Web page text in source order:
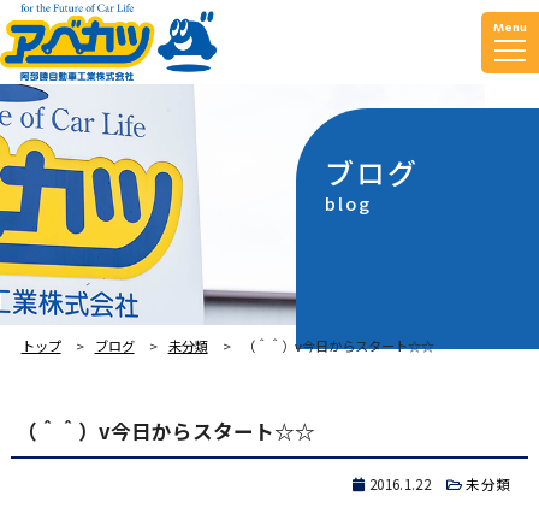
Menu
ブログ
blog
トップ ブログ 未分類 （＾＾）v今日からスタート☆☆
（＾＾）v今日からスタート☆☆
2016.1.22 未分類